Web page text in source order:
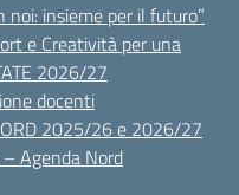
insieme per il futuro”
e Creatività per una
2026/27
docenti
2025/26 e 2026/27
Agenda Nord